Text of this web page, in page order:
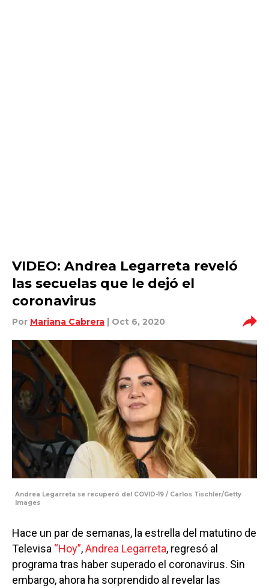
VIDEO: Andrea Legarreta reveló
las secuelas que le dejó el
coronavirus
Por Mariana Cabrera | Oct 6, 2020
Andrea Legarreta se recuperó del COVID-19 / Carlos Tischler/Getty
Images
Hace un par de semanas, la estrella del matutino de
Televisa “Hoy”,Andrea Legarreta, regresó al
programa tras haber superado el coronavirus. Sin
embargo, ahora ha sorprendido al revelar las